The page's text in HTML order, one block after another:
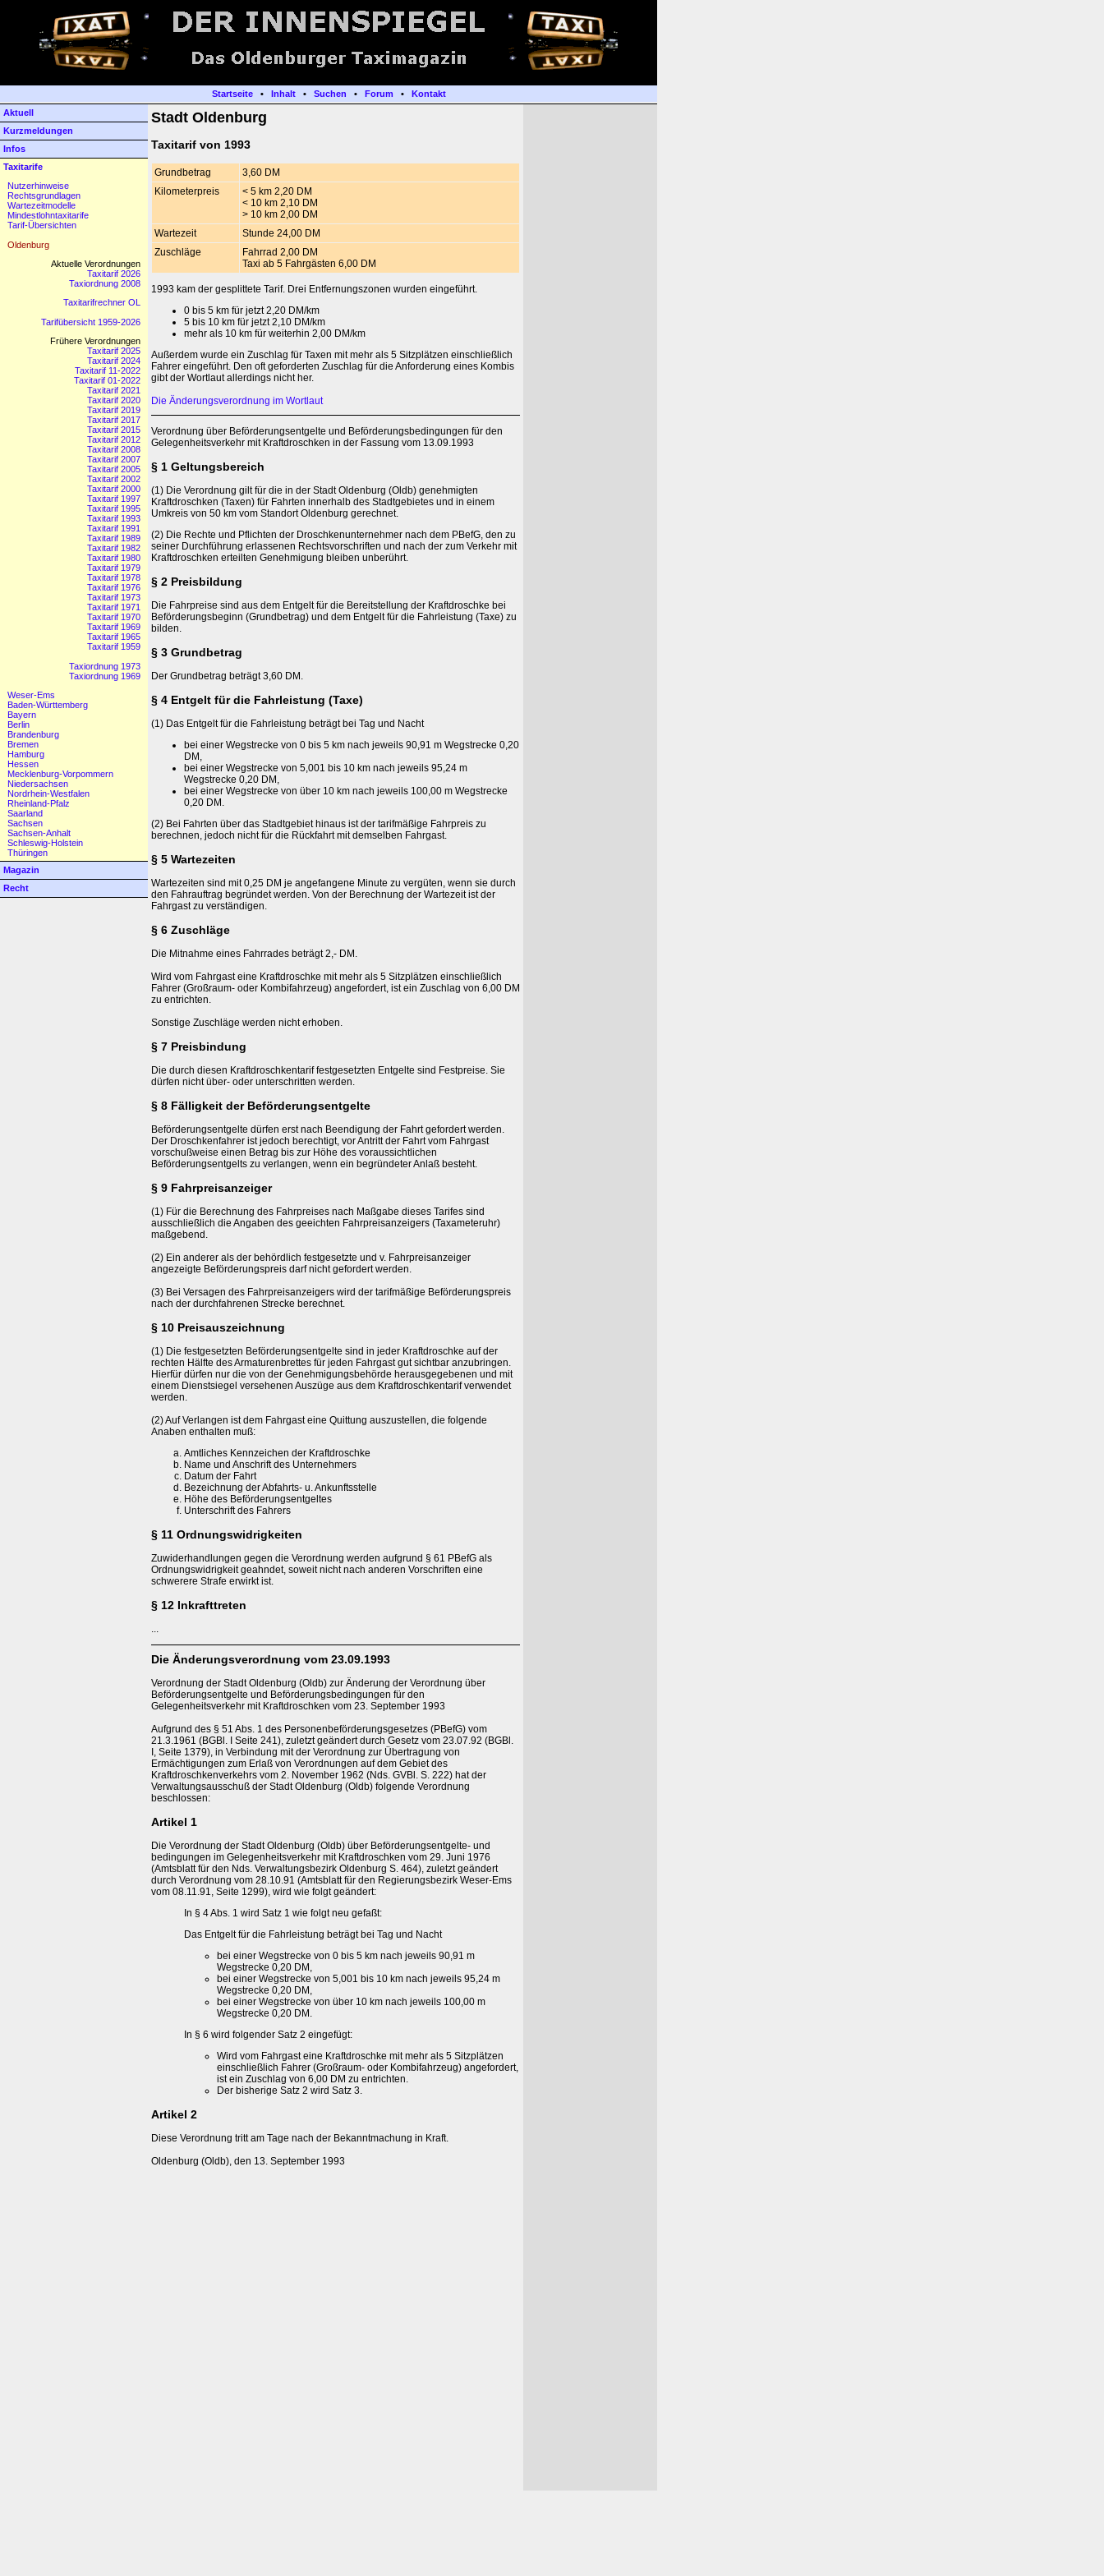
Startseite• Inhalt• Suchen • Forum •
Kontakt
Aktuell
Kurzmeldungen
Infos
Taxitarife
Nutzerhinweise
Rechtsgrundlagen
Wartezeitmodelle
Mindestlohntaxitarife
Tarif-Übersichten
Oldenburg
Aktuelle Verordnungen
Taxitarif 2026
Taxiordnung 2008
Taxitarifrechner OL
Tarifübersicht 1959-2026
Frühere Verordnungen
Taxitarif 2025
Taxitarif 2024
Taxitarif 11-2022
Taxitarif 01-2022
Taxitarif 2021
Taxitarif 2020
Taxitarif 2019
Taxitarif 2017
Taxitarif 2015
Taxitarif 2012
Taxitarif 2008
Taxitarif 2007
Taxitarif 2005
Taxitarif 2002
Taxitarif 2000
Taxitarif 1997
Taxitarif 1995
Taxitarif 1993
Taxitarif 1991
Taxitarif 1989
Taxitarif 1982
Taxitarif 1980
Taxitarif 1979
Taxitarif 1978
Taxitarif 1976
Taxitarif 1973
Taxitarif 1971
Taxitarif 1970
Taxitarif 1969
Taxitarif 1965
Taxitarif 1959
Taxiordnung 1973
Taxiordnung 1969
Weser-Ems
Baden-Württemberg
Bayern
Berlin
Brandenburg
Bremen
Hamburg
Hessen
Mecklenburg-Vorpommern
Niedersachsen
Nordrhein-Westfalen
Rheinland-Pfalz
Saarland
Sachsen
Sachsen-Anhalt
Schleswig-Holstein
Thüringen
Magazin
Recht
Stadt Oldenburg
Taxitarif von 1993
Grundbetrag
3,60 DM
Kilometerpreis
< 5 km 2,20 DM
< 10 km 2,10 DM
> 10 km 2,00 DM
Wartezeit
Stunde 24,00 DM
Zuschläge
Fahrrad 2,00 DM
Taxi ab 5 Fahrgästen 6,00 DM
1993 kam der gesplittete Tarif. Drei Entfernungszonen wurden eingeführt.
0 bis 5 km für jetzt 2,20 DM/km
5 bis 10 km für jetzt 2,10 DM/km
mehr als 10 km für weiterhin 2,00 DM/km
Außerdem wurde ein Zuschlag für Taxen mit mehr als 5 Sitzplätzen einschließlich
Fahrer eingeführt. Den oft geforderten Zuschlag für die Anforderung eines Kombis
gibt der Wortlaut allerdings nicht her.
Die Änderungsverordnung im Wortlaut
Verordnung über Beförderungsentgelte und Beförderungsbedingungen für den
Gelegenheitsverkehr mit Kraftdroschken in der Fassung vom 13.09.1993
§ 1 Geltungsbereich
(1) Die Verordnung gilt für die in der Stadt Oldenburg (Oldb) genehmigten
Kraftdroschken (Taxen) für Fahrten innerhalb des Stadtgebietes und in einem
Umkreis von 50 km vom Standort Oldenburg gerechnet.
(2) Die Rechte und Pflichten der Droschkenunternehmer nach dem PBefG, den zu
seiner Durchführung erlassenen Rechtsvorschriften und nach der zum Verkehr mit
Kraftdroschken erteilten Genehmigung bleiben unberührt.
§ 2 Preisbildung
Die Fahrpreise sind aus dem Entgelt für die Bereitstellung der Kraftdroschke bei
Beförderungsbeginn (Grundbetrag) und dem Entgelt für die Fahrleistung (Taxe) zu
bilden.
§ 3 Grundbetrag
Der Grundbetrag beträgt 3,60 DM.
§ 4 Entgelt für die Fahrleistung (Taxe)
(1) Das Entgelt für die Fahrleistung beträgt bei Tag und Nacht
bei einer Wegstrecke von 0 bis 5 km nach jeweils 90,91 m Wegstrecke 0,20
DM,
bei einer Wegstrecke von 5,001 bis 10 km nach jeweils 95,24 m
Wegstrecke 0,20 DM,
bei einer Wegstrecke von über 10 km nach jeweils 100,00 m Wegstrecke
0,20 DM.
(2) Bei Fahrten über das Stadtgebiet hinaus ist der tarifmäßige Fahrpreis zu
berechnen, jedoch nicht für die Rückfahrt mit demselben Fahrgast.
§ 5 Wartezeiten
Wartezeiten sind mit 0,25 DM je angefangene Minute zu vergüten, wenn sie durch
den Fahrauftrag begründet werden. Von der Berechnung der Wartezeit ist der
Fahrgast zu verständigen.
§ 6 Zuschläge
Die Mitnahme eines Fahrrades beträgt 2,- DM.
Wird vom Fahrgast eine Kraftdroschke mit mehr als 5 Sitzplätzen einschließlich
Fahrer (Großraum- oder Kombifahrzeug) angefordert, ist ein Zuschlag von 6,00 DM
zu entrichten.
Sonstige Zuschläge werden nicht erhoben.
§ 7 Preisbindung
Die durch diesen Kraftdroschkentarif festgesetzten Entgelte sind Festpreise. Sie
dürfen nicht über- oder unterschritten werden.
§ 8 Fälligkeit der Beförderungsentgelte
Beförderungsentgelte dürfen erst nach Beendigung der Fahrt gefordert werden.
Der Droschkenfahrer ist jedoch berechtigt, vor Antritt der Fahrt vom Fahrgast
vorschußweise einen Betrag bis zur Höhe des voraussichtlichen
Beförderungsentgelts zu verlangen, wenn ein begründeter Anlaß besteht.
§ 9 Fahrpreisanzeiger
(1) Für die Berechnung des Fahrpreises nach Maßgabe dieses Tarifes sind
ausschließlich die Angaben des geeichten Fahrpreisanzeigers (Taxameteruhr)
maßgebend.
(2) Ein anderer als der behördlich festgesetzte und v. Fahrpreisanzeiger
angezeigte Beförderungspreis darf nicht gefordert werden.
(3) Bei Versagen des Fahrpreisanzeigers wird der tarifmäßige Beförderungspreis
nach der durchfahrenen Strecke berechnet.
§ 10 Preisauszeichnung
(1) Die festgesetzten Beförderungsentgelte sind in jeder Kraftdroschke auf der
rechten Hälfte des Armaturenbrettes für jeden Fahrgast gut sichtbar anzubringen.
Hierfür dürfen nur die von der Genehmigungsbehörde herausgegebenen und mit
einem Dienstsiegel versehenen Auszüge aus dem Kraftdroschkentarif verwendet
werden.
(2) Auf Verlangen ist dem Fahrgast eine Quittung auszustellen, die folgende
Anaben enthalten muß:
Amtliches Kennzeichen der Kraftdroschke
Name und Anschrift des Unternehmers
Datum der Fahrt
Bezeichnung der Abfahrts- u. Ankunftsstelle
Höhe des Beförderungsentgeltes
Unterschrift des Fahrers
§ 11 Ordnungswidrigkeiten
Zuwiderhandlungen gegen die Verordnung werden aufgrund § 61 PBefG als
Ordnungswidrigkeit geahndet, soweit nicht nach anderen Vorschriften eine
schwerere Strafe erwirkt ist.
§ 12 Inkrafttreten
Die Änderungsverordnung vom 23.09.1993
Verordnung der Stadt Oldenburg (Oldb) zur Änderung der Verordnung über
Beförderungsentgelte und Beförderungsbedingungen für den
Gelegenheitsverkehr mit Kraftdroschken vom 23. September 1993
Aufgrund des § 51 Abs. 1 des Personenbeförderungsgesetzes (PBefG) vom
21.3.1961 (BGBl. I Seite 241), zuletzt geändert durch Gesetz vom 23.07.92 (BGBl.
I, Seite 1379), in Verbindung mit der Verordnung zur Übertragung von
Ermächtigungen zum Erlaß von Verordnungen auf dem Gebiet des
Kraftdroschkenverkehrs vom 2. November 1962 (Nds. GVBl. S. 222) hat der
Verwaltungsausschuß der Stadt Oldenburg (Oldb) folgende Verordnung
beschlossen:
Artikel 1
Die Verordnung der Stadt Oldenburg (Oldb) über Beförderungsentgelte- und
bedingungen im Gelegenheitsverkehr mit Kraftdroschken vom 29. Juni 1976
(Amtsblatt für den Nds. Verwaltungsbezirk Oldenburg S. 464), zuletzt geändert
durch Verordnung vom 28.10.91 (Amtsblatt für den Regierungsbezirk Weser-Ems
vom 08.11.91, Seite 1299), wird wie folgt geändert:
In § 4 Abs. 1 wird Satz 1 wie folgt neu gefaßt:
Das Entgelt für die Fahrleistung beträgt bei Tag und Nacht
bei einer Wegstrecke von 0 bis 5 km nach jeweils 90,91 m
Wegstrecke 0,20 DM,
bei einer Wegstrecke von 5,001 bis 10 km nach jeweils 95,24 m
Wegstrecke 0,20 DM,
bei einer Wegstrecke von über 10 km nach jeweils 100,00 m
Wegstrecke 0,20 DM.
In § 6 wird folgender Satz 2 eingefügt:
Wird vom Fahrgast eine Kraftdroschke mit mehr als 5 Sitzplätzen
einschließlich Fahrer (Großraum- oder Kombifahrzeug) angefordert,
ist ein Zuschlag von 6,00 DM zu entrichten.
Der bisherige Satz 2 wird Satz 3.
Artikel 2
Diese Verordnung tritt am Tage nach der Bekanntmachung in Kraft.
Oldenburg (Oldb), den 13. September 1993